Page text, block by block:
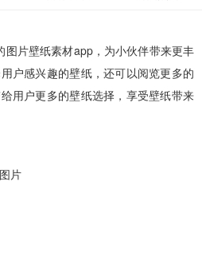
图片壁纸素材app，为小伙伴带来更丰
户感兴趣的壁纸，还可以阅览更多的
用户更多的壁纸选择，享受壁纸带来
片